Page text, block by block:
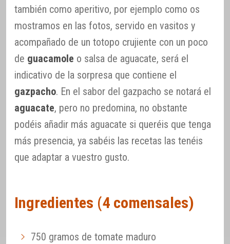
también como aperitivo, por ejemplo como os
mostramos en las fotos, servido en vasitos y
acompañado de un totopo crujiente con un poco
de guacamole o salsa de aguacate, será el
indicativo de la sorpresa que contiene el
gazpacho. En el sabor del gazpacho se notará el
aguacate, pero no predomina, no obstante
podéis añadir más aguacate si queréis que tenga
más presencia, ya sabéis las recetas las tenéis
que adaptar a vuestro gusto.
Ingredientes (4 comensales)
750 gramos de tomate maduro